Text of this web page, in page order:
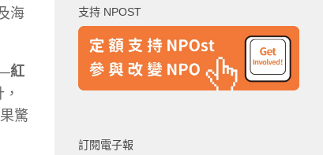
海
紅
驚
字:
支持 NPOST
訂閱電子報